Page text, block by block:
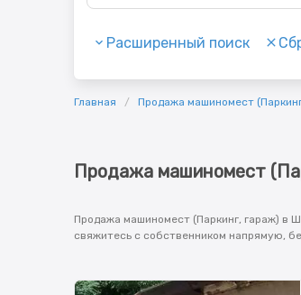
Расширенный поиск
Главная Продажа машиномест
Продажа машиномест
Продажа машиномест (Паркинг, гараж) в
свяжитесь с собственником напрямую,